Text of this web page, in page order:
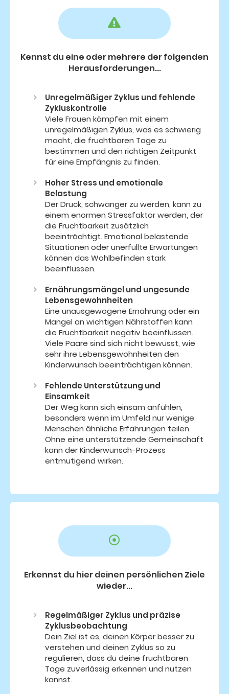
Kennst du eine oder mehrere der folgenden
Herausforderungen...
Unregelmäßiger Zyklus und fehlende
Zykluskontrolle
Viele Frauen kämpfen mit einem
unregelmäßigen Zyklus, was es schwierig
macht, die fruchtbaren Tage zu
bestimmen und den richtigen Zeitpunkt
für eine Empfängnis zu finden.
Hoher Stress und emotionale
Belastung
Der Druck, schwanger zu werden, kann zu
einem enormen Stressfaktor werden, der
die Fruchtbarkeit zusätzlich
beeinträchtigt. Emotional belastende
Situationen oder unerfüllte Erwartungen
können das Wohlbefinden stark
beeinflussen.
Ernährungsmängel und ungesunde
Lebensgewohnheiten
Eine unausgewogene Ernährung oder ein
Mangel an wichtigen Nährstoffen kann
die Fruchtbarkeit negativ beeinflussen.
Viele Paare sind sich nicht bewusst, wie
sehr ihre Lebensgewohnheiten den
Kinderwunsch beeinträchtigen können.
Fehlende Unterstützung und
Einsamkeit
Der Weg kann sich einsam anfühlen,
besonders wenn im Umfeld nur wenige
Menschen ähnliche Erfahrungen teilen.
Ohne eine unterstützende Gemeinschaft
kann der Kinderwunsch-Prozess
entmutigend wirken.
Erkennst du hier deinen persönlichen Ziele
wieder...
Regelmäßiger Zyklus und präzise
Zyklusbeobachtung
Dein Ziel ist es, deinen Körper besser zu
verstehen und deinen Zyklus so zu
regulieren, dass du deine fruchtbaren
Tage zuverlässig erkennen und nutzen
kannst.